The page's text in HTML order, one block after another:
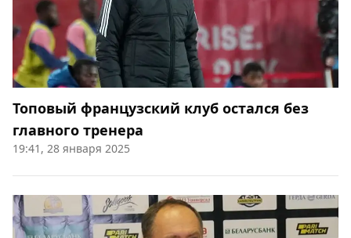
Топовый французский клуб остался без
главного тренера
19:41, 28 января 2025